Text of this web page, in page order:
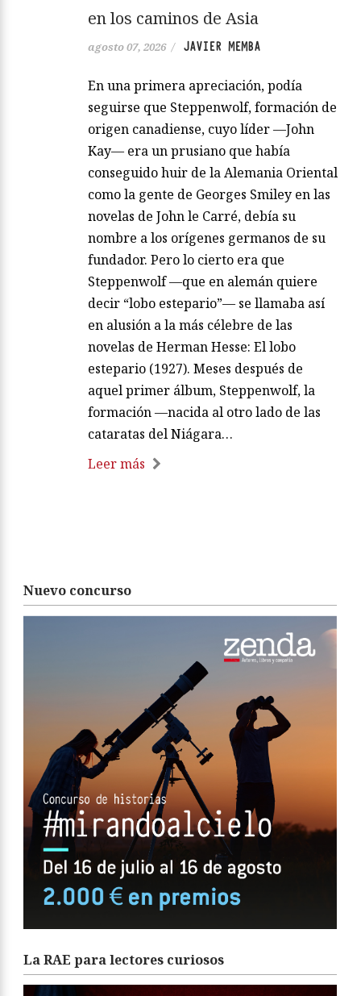
en los caminos de Asia
agosto 07, 2026 / JAVIER MEMBA
En una primera apreciación, podía
seguirse que Steppenwolf, formación de
origen canadiense, cuyo líder —John
Kay— era un prusiano que había
conseguido huir de la Alemania Oriental
como la gente de Georges Smiley en las
novelas de John le Carré, debía su
nombre a los orígenes germanos de su
fundador. Pero lo cierto era que
Steppenwolf —que en alemán quiere
decir “lobo estepario”— se llamaba así
en alusión a la más célebre de las
novelas de Herman Hesse: El lobo
estepario (1927). Meses después de
aquel primer álbum, Steppenwolf, la
formación —nacida al otro lado de las
cataratas del Niágara…
Leer más
Nuevo concurso
La RAE para lectores curiosos